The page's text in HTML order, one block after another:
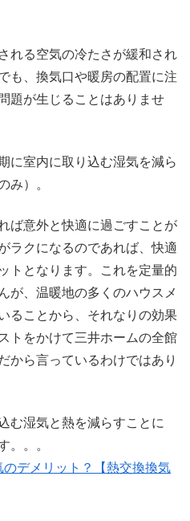
れる空気の冷たさが緩和され
も、換気口や暖房の配置に注
題が生じることはありませ
に室内に取り込む湿気を減ら
み）。
ば意外と快適に過ごすことが
ラクになるのであれば、快適
トとなります。これを定量的
が、温暖地の多くのハウスメ
ることから、それなりの効果
トをかけて三井ホームの全館
から言っているわけではあり
む湿気と熱を減らすことに
。。。
デメリット？【熱交換換気